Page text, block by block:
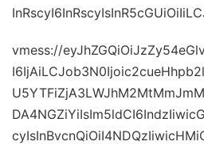
vmess://